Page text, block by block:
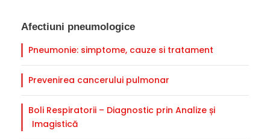
Afectiuni pneumologice
Pneumonie: simptome, cauze si tratament
Prevenirea cancerului pulmonar
Boli Respiratorii – Diagnostic prin Analize și
Imagistică